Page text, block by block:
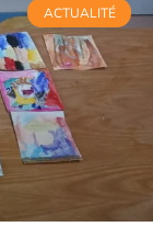
ACTUALITÉ